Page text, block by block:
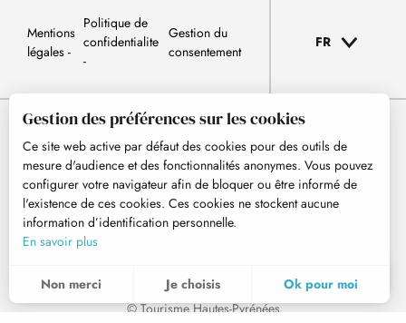
Voir les favoris
Recherche
Mentions
légales
Politique de
confidentialite
Gestion du
consentement
FR
© Tourisme Hautes-Pyrénées
Gestion des préférences sur les cookies
Ce site web active par défaut des cookies pour des outils de
mesure d'audience et des fonctionnalités anonymes. Vous pouvez
configurer votre navigateur afin de bloquer ou être informé de
l'existence de ces cookies. Ces cookies ne stockent aucune
information d’identification personnelle.
En savoir plus
Non merci Je choisis Ok pour moi